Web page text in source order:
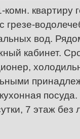
квартиру
грезе-
вод.
кабинет.
7 этаж